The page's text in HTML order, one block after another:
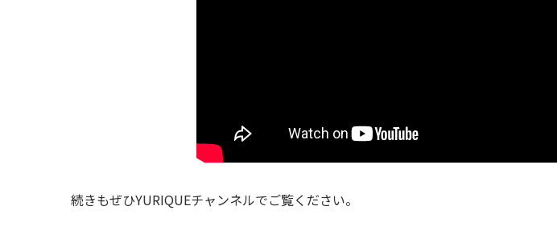
続きもぜひYURIQUEチャンネルでご覧ください。